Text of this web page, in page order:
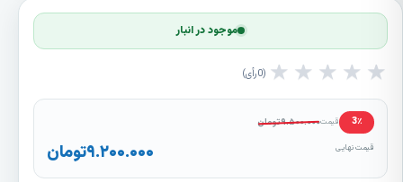
موجود در انبار
★ ★ ★ ★ ★
0رأی
3٪ قیمت۹.۵۰۰.۰۰۰تومان
قیمت نهایی ۹.۲۰۰.۰۰۰تومان